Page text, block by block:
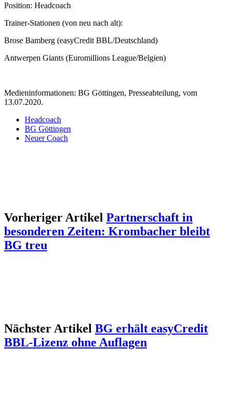
Position: Headcoach
Trainer-Stationen (von neu nach alt):
Brose Bamberg (easyCredit BBL/Deutschland)
Antwerpen Giants (Euromillions League/Belgien)
Medieninformationen: BG Göttingen, Presseabteilung, vom
13.07.2020.
Headcoach
BG Göttingen
Neuer Coach
Vorheriger Artikel Partnerschaft in
besonderen Zeiten: Krombacher bleibt
BG treu
Nächster Artikel BG erhält easyCredit
BBL-Lizenz ohne Auflagen